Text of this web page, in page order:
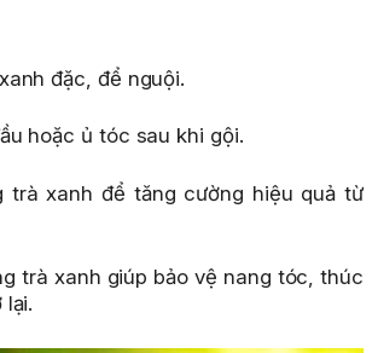
đặc, để nguội.
hoặc ủ tóc sau khi gội.
trà xanh để tăng cường hiệu quả từ
trà xanh giúp bảo vệ nang tóc, thúc